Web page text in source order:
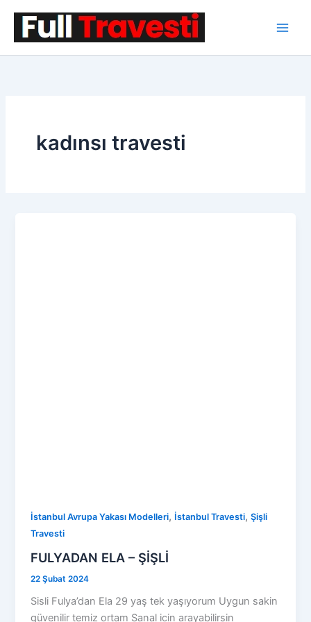
kadınsı travesti
İstanbul Avrupa Yakası Modelleri, İstanbul Travesti,Şişli
Travesti
FULYADAN ELA – ŞİŞLİ
22 Şubat 2024
Sisli Fulya’dan Ela 29 yaş tek yaşıyorum Uygun sakin
güvenilir temiz ortam Sanal icin arayabilirsin